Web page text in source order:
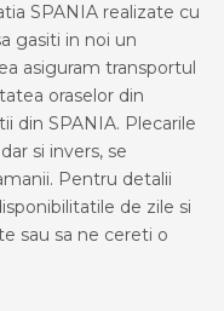
SPANIA realizate cu
gasiti in noi un
asiguram transportul
oraselor din
din SPANIA. Plecarile
si invers, se
Pentru detalii
de zile si
sau sa ne cereti o